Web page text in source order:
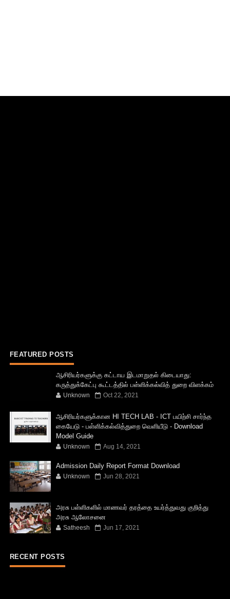
FEATURED POSTS
ஆசிரியர்களுக்கு கட்டாய இடமாறுதல் கிடையாது:
கருத்துக்கேட்பு கூட்டத்தில் பள்ளிக்கல்வித் துறை விளக்கம்
Unknown Oct 22, 2021
ஆசிரியர்களுக்கான HI TECH LAB - ICT பயிற்சி சார்ந்த
கையேடு - பள்ளிக்கல்வித்துறை வெளியீடு - Download
Model Guide
Unknown Aug 14, 2021
Admission Daily Report Format Download
Unknown Jun 28, 2021
அரசு பள்ளிகளில் மாணவர் தரத்தை உயர்த்துவது குறித்து
அரசு ஆலோசனை
Satheesh Jun 17, 2021
RECENT POSTS